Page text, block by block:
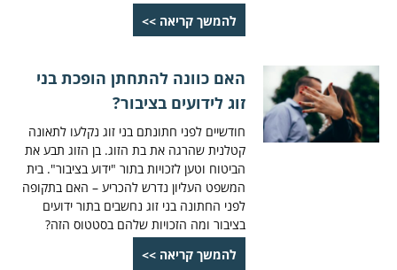
להמשך קריאה >>
האם כוונה להתחתן הופכת בני
זוג לידועים בציבור?
חודשיים לפני חתונתם בני זוג נקלעו לתאונה
קטלנית שהרגה את בת הזוג. בן הזוג תבע את
הביטוח וטען לזכויות בתור "ידוע בציבור". בית
המשפט העליון נדרש להכריע – האם בתקופה
לפני החתונה בני זוג נחשבים בתור ידועים
בציבור ומה הזכויות שלהם בסטטוס הזה?
להמשך קריאה >>